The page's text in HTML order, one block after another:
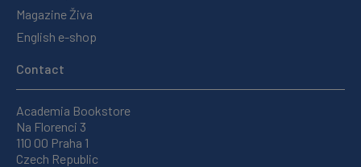
Magazine Živa
English e-shop
Contact
Academia Bookstore
Na Florenci 3
110 00 Praha 1
Czech Republic